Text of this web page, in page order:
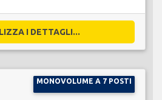
I DETTAGLI...
MONOVOLUME A 7 POSTI